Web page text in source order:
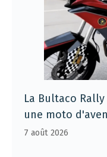
La Bultaco
une moto
7 août 2026